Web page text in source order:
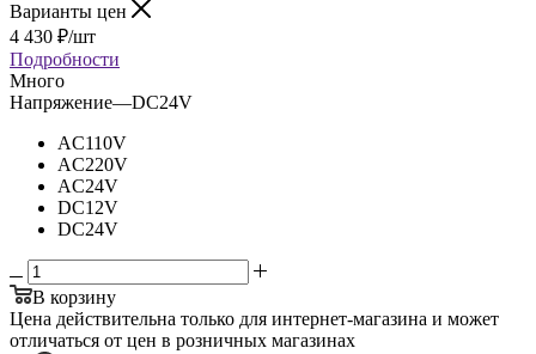
Варианты цен
4 430 ₽/шт
Подробности
Много
Напряжение—DC24V
AC110V
AC220V
AC24V
DC12V
DC24V
В корзину
Цена действительна только для интернет-магазина и может
отличаться от цен в розничных магазинах